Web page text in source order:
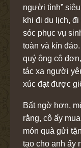
người tình”
khi đi du lịch,
sóc phục vụ
toàn và kín
quý ông cô
tác xa người
xúc đạt được
Bất ngờ hơn,
rằng, cô ấy mua
món quà gửi
tạo cho anh ấy